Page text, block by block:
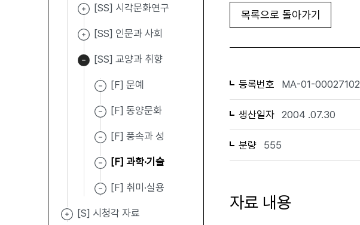
[SS] 시각문화연구
[SS] 인문과 사회
[SS] 교양과 취향
[F] 문예
[F] 동양문화
[F] 풍속과 성
[F] 과학·기술
[F] 취미·실용
[S] 시청각 자료
목록으로 돌아가기
등록번호 MA-01-00027102
생산일자 2004 .07.30
분량 555
자료 내용